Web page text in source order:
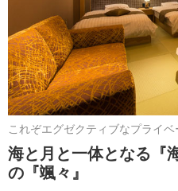
これぞエグゼクティブなプライベ
海と月と一体となる『
の『颯々』